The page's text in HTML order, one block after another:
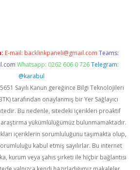
E-mail: backlinkpaneli@gmail.com Teams:
Whatsapp: 0262 606 0 726 Telegram:
@karabul
Sayılı Kanun gereğince Bilgi Teknolojileri
tarafından onaylanmış bir Yer Sağlayıcı
Bu nedenle, sitedeki içerikleri proaktif
yükümlülüğümüz bulunmamaktadır.
içeriklerin sorumluluğunu taşımakta olup,
kabul etmiş sayılırlar. Bu internet
kurum veya şahıs şirketi ile hiçbir bağlantısı